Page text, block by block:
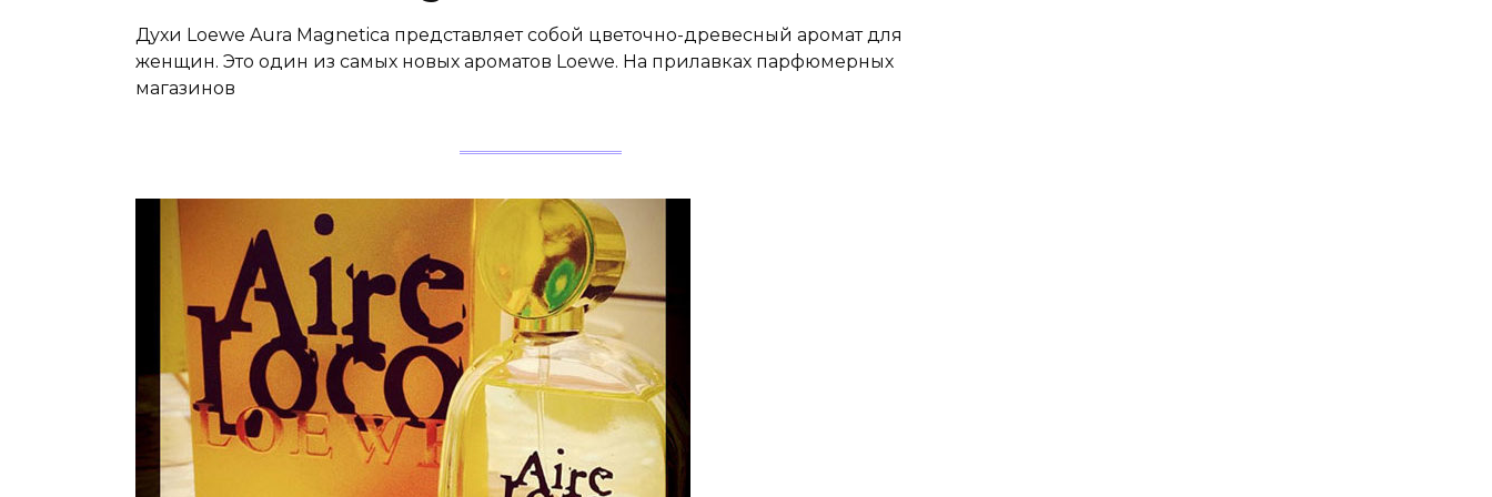
Духи Loewe Aura Magnetica представляет собой цветочно-древесный аромат для
женщин. Это один из самых новых ароматов Loewe. На прилавках парфюмерных
магазинов